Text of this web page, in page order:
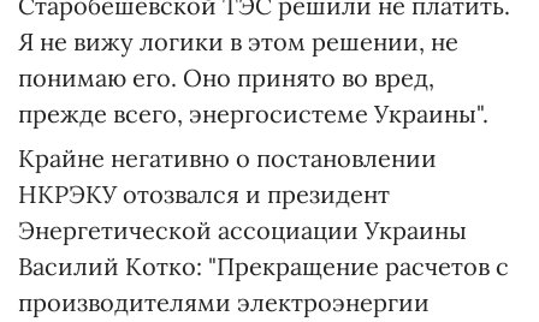
Я не вижу логики в этом решении, не
понимаю его. Оно принято во вред,
прежде всего, энергосистеме Украины".
Крайне негативно о постановлении
НКРЭКУ отозвался и президент
Энергетической ассоциации Украины
Василий Котко: "Прекращение расчетов с
производителями электроэнергии